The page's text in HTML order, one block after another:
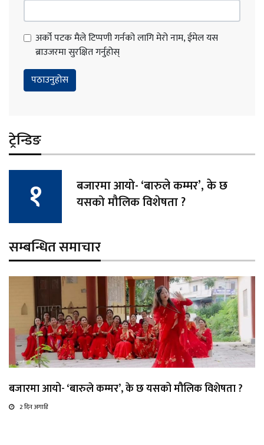
अर्को पटक मैले टिप्पणी गर्नको लागि मेरो नाम, ईमेल यस
ब्राउजरमा सुरक्षित गर्नुहोस्
ट्रेन्डिङ
बजारमा आयो- ‘बारुले कम्मर’, के छ
यसको मौलिक विशेषता ?
सम्बन्धित समाचार
बजारमा आयो- ‘बारुले कम्मर’, के छ यसको मौलिक विशेषता ?
2 दिन अगाडि